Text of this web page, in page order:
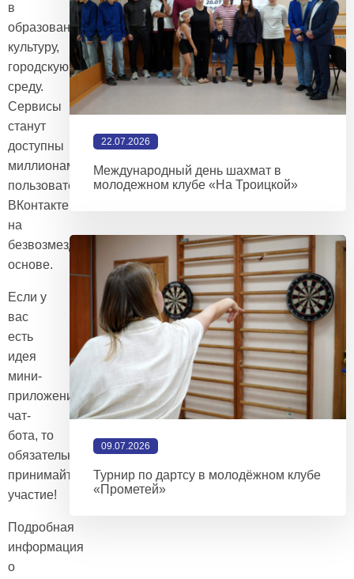
в
образование,
культуру,
городскую
среду.
Сервисы
станут
доступны
миллионам
пользователей
ВКонтакте
на
безвозмездной
основе.
Если у
вас
есть
идея
мини-
приложения,
чат-
бота, то
обязательно
принимайте
участие!
Подробная
информация
о
22.07.2026
Международный день шахмат в
молодежном клубе «На Троицкой»
09.07.2026
Турнир по дартсу в молодёжном клубе
«Прометей»